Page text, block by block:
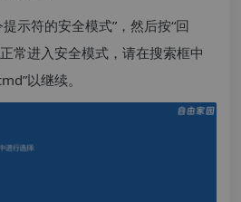
示符的安全模式”，然后按“回
常进入安全模式，请在搜索框中
以继续。